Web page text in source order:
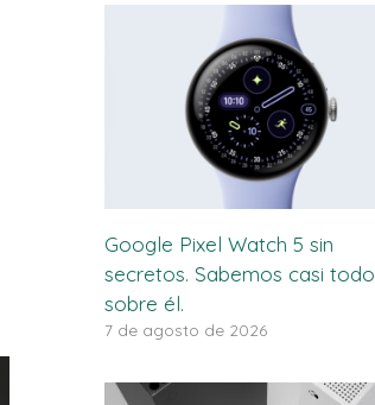
Google Pixel Watch 5 sin
secretos. Sabemos casi todo
sobre él.
7 de agosto de 2026